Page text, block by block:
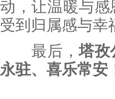
动，让温暖与
受到归属感与幸
最后，塔孜
永驻、喜乐常安